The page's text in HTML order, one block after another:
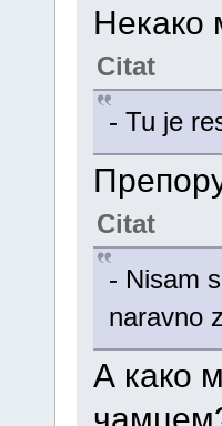
Некако
Citat
- Tu je
Citat
- Nisam
naravno
А како